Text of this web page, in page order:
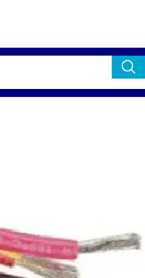
ΚΑΛΩΔΙΑ & ΑΚΡΟΔΕΚΤΕΣ